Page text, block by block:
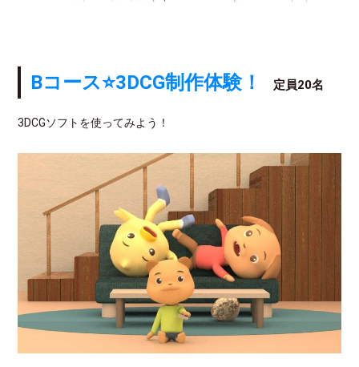
Bコース⭐3DCG制作体験！ 定員20名
3DCGソフトを使ってみよう！